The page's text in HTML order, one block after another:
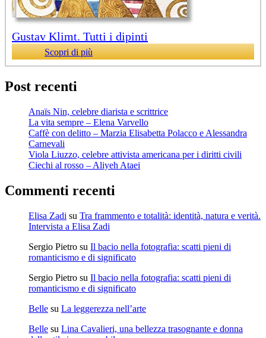
Gustav Klimt. Tutti i dipinti
Scopri di più
Post recenti
Anaïs Nin, celebre diarista e scrittrice
La vita sempre – Elena Varvello
Caffè con delitto – Marzia Elisabetta Polacco e Alessandra
Carnevali
Viola Liuzzo, celebre attivista americana per i diritti civili
Ciechi al rosso – Aliyeh Ataei
Commenti recenti
Elisa Zadi su Tra frammento e totalità: identità, natura e verità.
Intervista a Elisa Zadi
Sergio Pietro su Il bacio nella fotografia: scatti pieni di
romanticismo e di significato
Sergio Pietro su Il bacio nella fotografia: scatti pieni di
romanticismo e di significato
Belle su La leggerezza nell’arte
Belle su Lina Cavalieri, una bellezza trasognante e donna